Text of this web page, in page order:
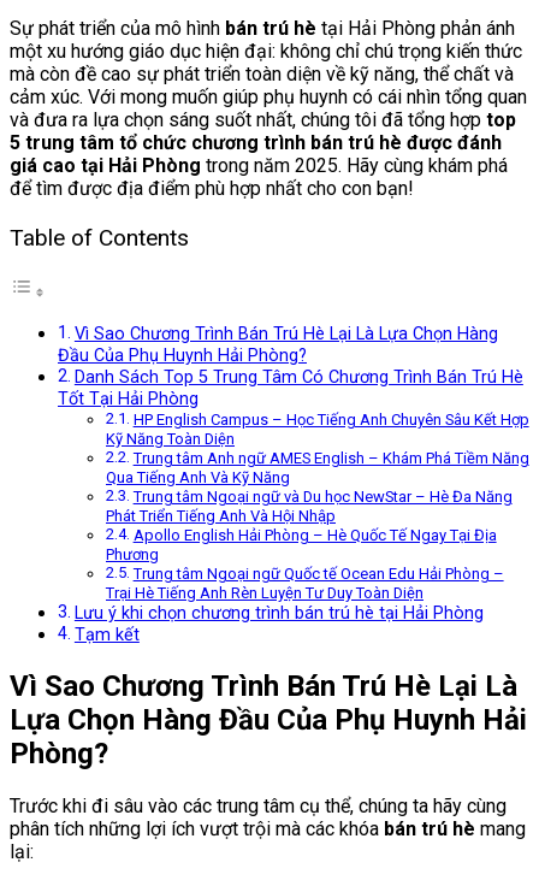
Sự phát triển của mô hình bán trú hè tại Hải Phòng phản ánh
một xu hướng giáo dục hiện đại: không chỉ chú trọng kiến thức
mà còn đề cao sự phát triển toàn diện về kỹ năng, thể chất và
cảm xúc. Với mong muốn giúp phụ huynh có cái nhìn tổng quan
và đưa ra lựa chọn sáng suốt nhất, chúng tôi đã tổng hợp top
5 trung tâm tổ chức chương trình bán trú hè được đánh
giá cao tại Hải Phòng trong năm 2025. Hãy cùng khám phá
để tìm được địa điểm phù hợp nhất cho con bạn!
Table of Contents
Vì Sao Chương Trình Bán Trú Hè Lại Là Lựa Chọn Hàng
Đầu Của Phụ Huynh Hải Phòng?
Danh Sách Top 5 Trung Tâm Có Chương Trình Bán Trú Hè
Tốt Tại Hải Phòng
HP English Campus – Học Tiếng Anh Chuyên Sâu Kết Hợp
Kỹ Năng Toàn Diện
Trung tâm Anh ngữ AMES English – Khám Phá Tiềm Năng
Qua Tiếng Anh Và Kỹ Năng
Trung tâm Ngoại ngữ và Du học NewStar – Hè Đa Năng
Phát Triển Tiếng Anh Và Hội Nhập
Apollo English Hải Phòng – Hè Quốc Tế Ngay Tại Địa
Phương
Trung tâm Ngoại ngữ Quốc tế Ocean Edu Hải Phòng –
Trại Hè Tiếng Anh Rèn Luyện Tư Duy Toàn Diện
Lưu ý khi chọn chương trình bán trú hè tại Hải Phòng
Tạm kết
Vì Sao Chương Trình Bán Trú Hè Lại Là
Lựa Chọn Hàng Đầu Của Phụ Huynh Hải
Phòng?
Trước khi đi sâu vào các trung tâm cụ thể, chúng ta hãy cùng
phân tích những lợi ích vượt trội mà các khóa bán trú hè mang
lại: